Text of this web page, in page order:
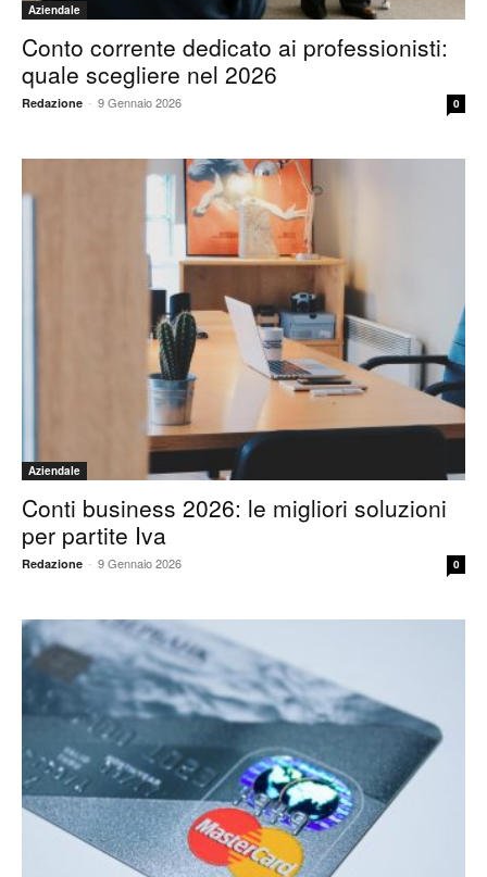
Aziendale
Conto corrente dedicato ai professionisti:
quale scegliere nel 2026
Redazione - 9 Gennaio 2026 0
Aziendale
Conti business 2026: le migliori soluzioni
per partite Iva
Redazione - 9 Gennaio 2026 0